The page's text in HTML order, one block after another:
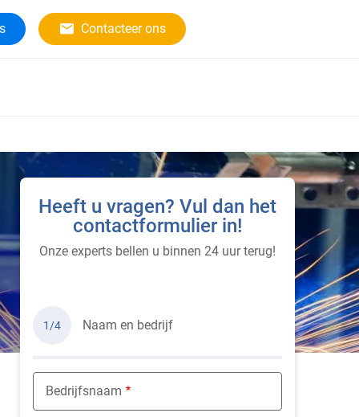
Contacteer ons
Heeft u vragen? Vul dan het
contactformulier in!
Onze experts bellen u binnen 24 uur terug!
1/4 Naam en bedrijf
Bedrijfsnaam